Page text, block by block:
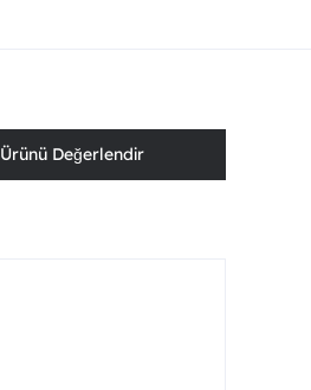
Ürünü Değerlendir